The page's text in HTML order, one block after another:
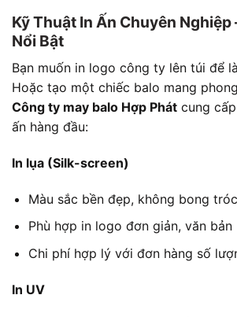
Kỹ Thuật In Ấn Chuyên
Nổi Bật
Bạn muốn in logo công ty lên túi để
Hoặc tạo một chiếc balo mang
Công ty may balo Hợp Phát cung
ấn hàng đầu:
In lụa (Silk-screen)
Màu sắc bền đẹp, không bong
Phù hợp in logo đơn giản, văn bản
Chi phí hợp lý với đơn hàng số
In UV